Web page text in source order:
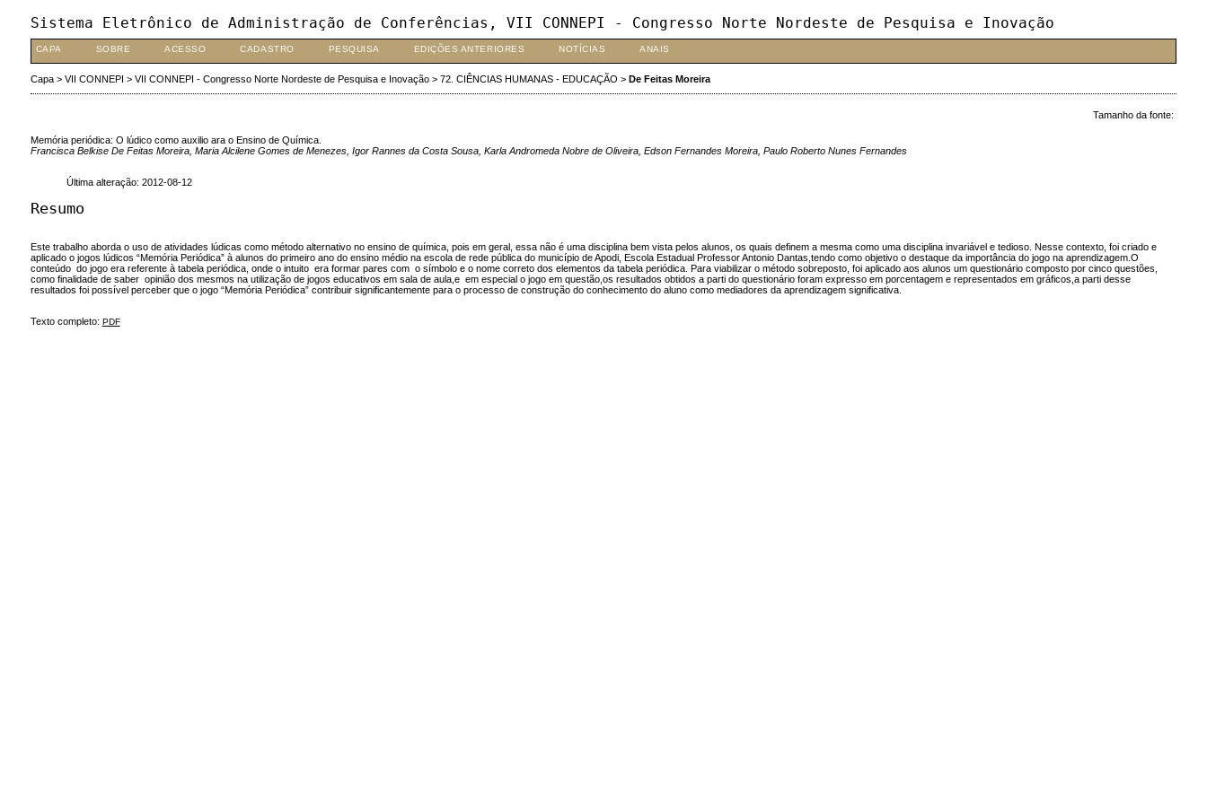
Sistema Eletrônico de Administração de Conferências, VII CONNEPI - Congresso Norte Nordeste de Pesquisa e Inovação
CAPA SOBRE ACESSO CADASTRO PESQUISA EDIÇÕES ANTERIORES NOTÍCIAS ANAIS
Capa> VII CONNEPI > VII CONNEPI - Congresso Norte Nordeste de Pesquisa e Inovação> 72. CIÊNCIAS HUMANAS - EDUCAÇÃO > De Feitas Moreira
Tamanho da fonte:
Memória periódica: O lúdico como auxilio ara o Ensino de Química.
Francisca Belkise De Feitas Moreira, Maria Alcilene Gomes de Menezes, Igor Rannes da Costa Sousa, Karla Andromeda Nobre de Oliveira, Edson Fernandes Moreira, Paulo Roberto Nunes Fernandes
Última alteração: 2012-08-12
Resumo
Este trabalho aborda o uso de atividades lúdicas como método alternativo no ensino de química, pois em geral, essa não é uma disciplina bem vista pelos alunos, os quais definem a mesma como uma disciplina invariável e tedioso. Nesse contexto, foi criado e
aplicado o jogos lúdicos “Memória Periódica” à alunos do primeiro ano do ensino médio na escola de rede pública do município de Apodi, Escola Estadual Professor Antonio Dantas,tendo como objetivo o destaque da importância do jogo na aprendizagem.O
conteúdo do jogo era referente à tabela periódica, onde o intuito era formar pares com o símbolo e o nome correto dos elementos da tabela periódica. Para viabilizar o método sobreposto, foi aplicado aos alunos um questionário composto por cinco questões,
como finalidade de saber opinião dos mesmos na utilização de jogos educativos em sala de aula,e em especial o jogo em questão,os resultados obtidos a parti do questionário foram expresso em porcentagem e representados em gráficos,a parti desse
resultados foi possível perceber que o jogo “Memória Periódica” contribuir significantemente para o processo de construção do conhecimento do aluno como mediadores da aprendizagem significativa.
Texto completo: PDF